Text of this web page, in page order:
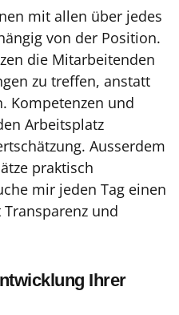
mit allen über jedes
von der Position.
die Mitarbeitenden
zu treffen, anstatt
Kompetenzen und
Arbeitsplatz
Ausserdem
praktisch
mir jeden Tag einen
und
Ihrer